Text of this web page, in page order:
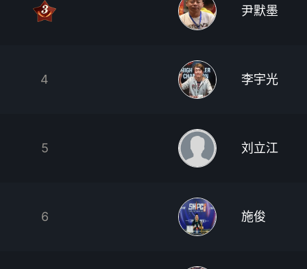
尹默墨
4 李宇光
5 刘立江
6 施俊